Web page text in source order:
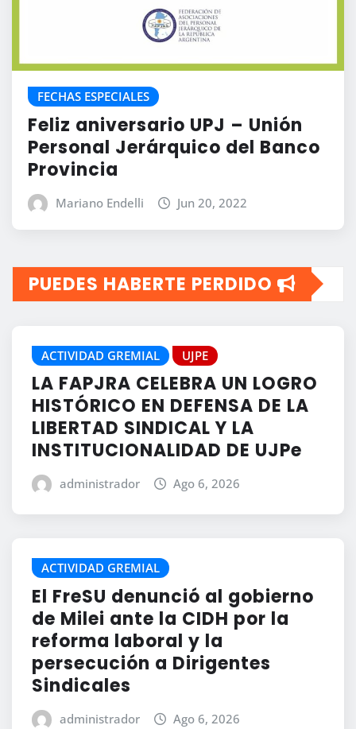
FECHAS ESPECIALES
Feliz aniversario UPJ – Unión
Personal Jerárquico del Banco
Provincia
Mariano Endelli Jun 20, 2022
PUEDES HABERTE PERDIDO
ACTIVIDAD GREMIAL UJPE
LA FAPJRA CELEBRA UN LOGRO
HISTÓRICO EN DEFENSA DE LA
LIBERTAD SINDICAL Y LA
INSTITUCIONALIDAD DE UJPe
administrador Ago 6, 2026
ACTIVIDAD GREMIAL
El FreSU denunció al gobierno
de Milei ante la CIDH por la
reforma laboral y la
persecución a Dirigentes
Sindicales
administrador Ago 6, 2026